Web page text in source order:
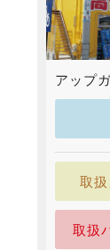
アップ
取
取扱